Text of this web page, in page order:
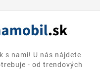
s nami! U nás nájdete
- od trendových